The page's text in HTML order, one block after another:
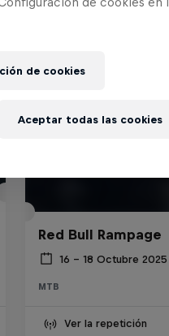
Red Bull Rampage
16 – 18 Octubre 2025
MTB
Ver la repetición
de cookies
Aceptar todas las cookies